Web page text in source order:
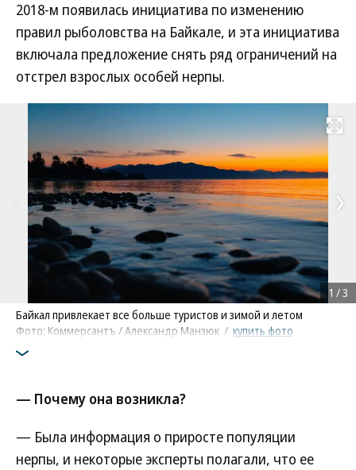
2018-м появилась инициатива по изменению
правил рыболовства на Байкале, и эта инициатива
включала предложение снять ряд ограничений на
отстрел взрослых особей нерпы.
Развернуть
Байкал привлекает все больше туристов и зимой и летом
Фото: Коммерсантъ / Александр Манзюк / купить фото
1 /3
— Почему она возникла?
— Была информация о приросте популяции
нерпы, и некоторые эксперты полагали, что ее